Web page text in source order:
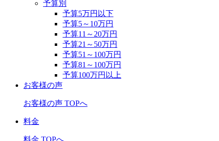
予算別
予算5万円以下
予算5～10万円
予算11～20万円
予算21～50万円
予算51～100万円
予算81～100万円
予算100万円以上
お客様の声
お客様の声 TOPへ
料金
料金 TOPへ